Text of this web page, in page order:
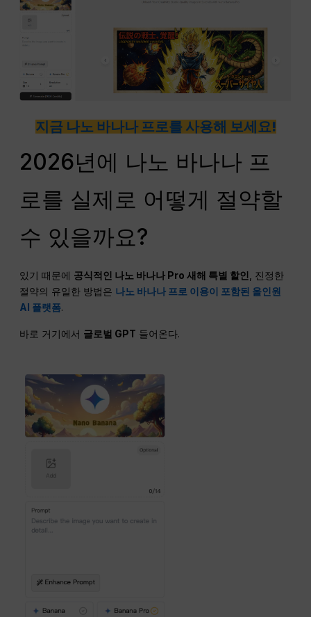
지금 나노 바나나 프로를 사용해 보세요!
2026년에 나노 바나나 프
로를 실제로 어떻게 절약할
수 있을까요?
있기 때문에 공식적인 나노 바나나 Pro 새해 특별 할인, 진정한
절약의 유일한 방법은 나노 바나나 프로 이용이 포함된 올인원
AI 플랫폼.
바로 거기에서 글로벌 GPT 들어온다.